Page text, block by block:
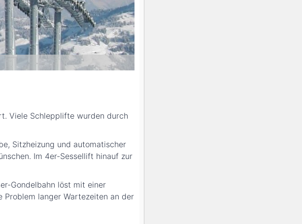
Viele Schlepplifte wurden durch
Sitzheizung und automatischer
Im 4er-Sessellift hinauf zur
Gondelbahn löst mit einer
langer Wartezeiten an der